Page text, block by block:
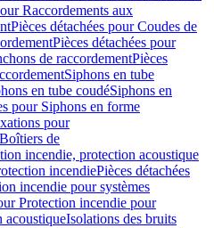
Raccordements aux
Pièces détachées pour Coudes de
Pièces détachées pour
de raccordementPièces
Siphons en tube
en tube coudéSiphons en
pour Siphons en forme
pour
Boîtiers de
incendie, protection acoustique
incendiePièces détachées
incendie pour systèmes
Protection incendie pour
acoustiqueIsolations des bruits